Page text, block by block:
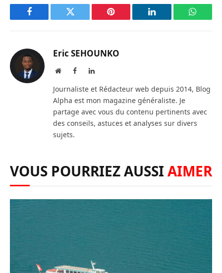
Facebook Twitter Pinterest LinkedIn
Eric SEHOUNKO
WebsiteFacebookLinkedIn
Journaliste et Rédacteur web depuis 2014, Blog
Alpha est mon magazine généraliste. Je
partage avec vous du contenu pertinents avec
des conseils, astuces et analyses sur divers
sujets.
VOUS POURRIEZ AUSSI AIMER